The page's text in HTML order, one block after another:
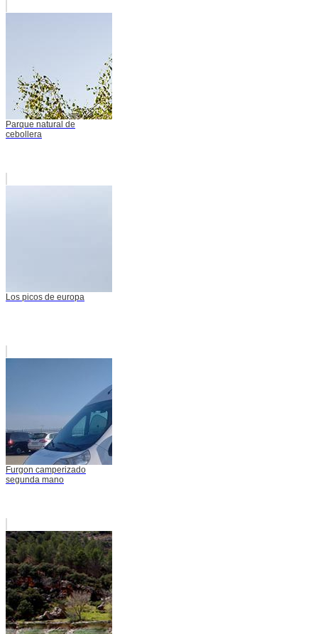
Parque natural de
cebollera
Los picos de europa
Furgon camperizado
segunda mano